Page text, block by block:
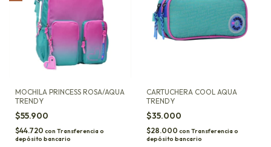
MOCHILA PRINCESS ROSA/AQUA
TRENDY
$55.900
$44.720 con Transferencia o
depósito bancario
CARTUCHERA COOL AQUA
TRENDY
$35.000
$28.000 con Transferencia o
depósito bancario